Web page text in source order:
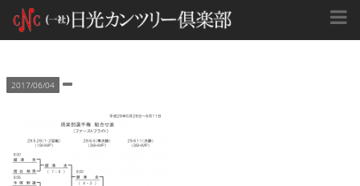
2017/06/04